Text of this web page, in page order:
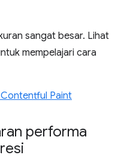
sangat besar. Lihat
mempelajari cara
Paint
performa